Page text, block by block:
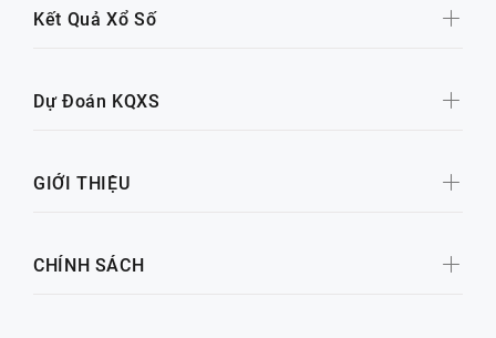
Kết Quả Xổ Số
Dự Đoán KQXS
GIỚI THIỆU
CHÍNH SÁCH